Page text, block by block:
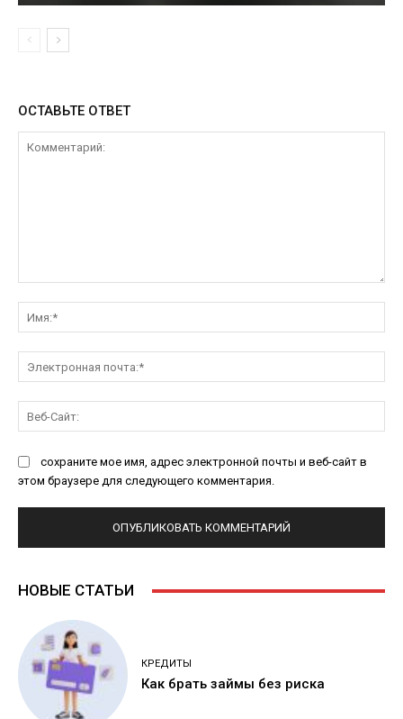
ОСТАВЬТЕ ОТВЕТ
сохраните мое имя, адрес электронной почты и веб-сайт в
этом браузере для следующего комментария.
НОВЫЕ СТАТЬИ
КРЕДИТЫ
Как брать займы без риска